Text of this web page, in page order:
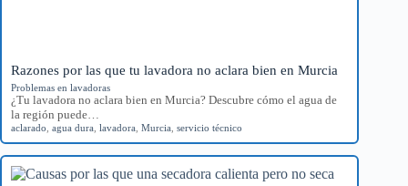
Razones por las que tu lavadora no aclara bien en Murcia
Problemas en lavadoras
¿Tu lavadora no aclara bien en Murcia? Descubre cómo el agua de
la región puede…
aclarado agua dura lavadora Murcia servicio técnico